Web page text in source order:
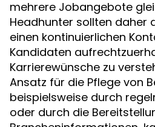
mehrere Jobangebote
Headhunter sollten daher
einen kontinuierlichen
Kandidaten
Karrierewünsche zu
Ansatz für die Pflege von
beispielsweise durch
oder durch die